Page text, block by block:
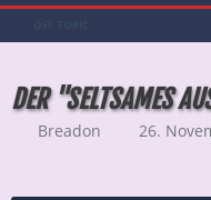
DER "SELTSAMES
Breadon 26.